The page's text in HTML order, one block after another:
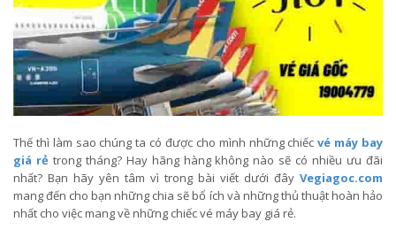
Thế thì làm sao chúng ta có được cho mình những chiếcvé máy bay
giá rẻ trong tháng? Hay hãng hàng không nào sẽ có nhiều ưu đãi
nhất? Bạn hãy yên tâm vì trong bài viết dưới đây Vegiagoc.com
mang đến cho bạn những chia sẽ bổ ích và những thủ thuật hoàn hảo
nhất cho việc mang về những chiếc vé máy bay giá rẻ.